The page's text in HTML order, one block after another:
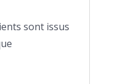
sont issus